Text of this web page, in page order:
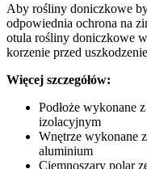
Aby rośliny doniczkowe
odpowiednia ochrona na
otula rośliny doniczkowe
korzenie przed
Więcej szczegółów:
Podłoże wykonane
izolacyjnym
Wnętrze wykonane
aluminium
Ciemnoszary polar